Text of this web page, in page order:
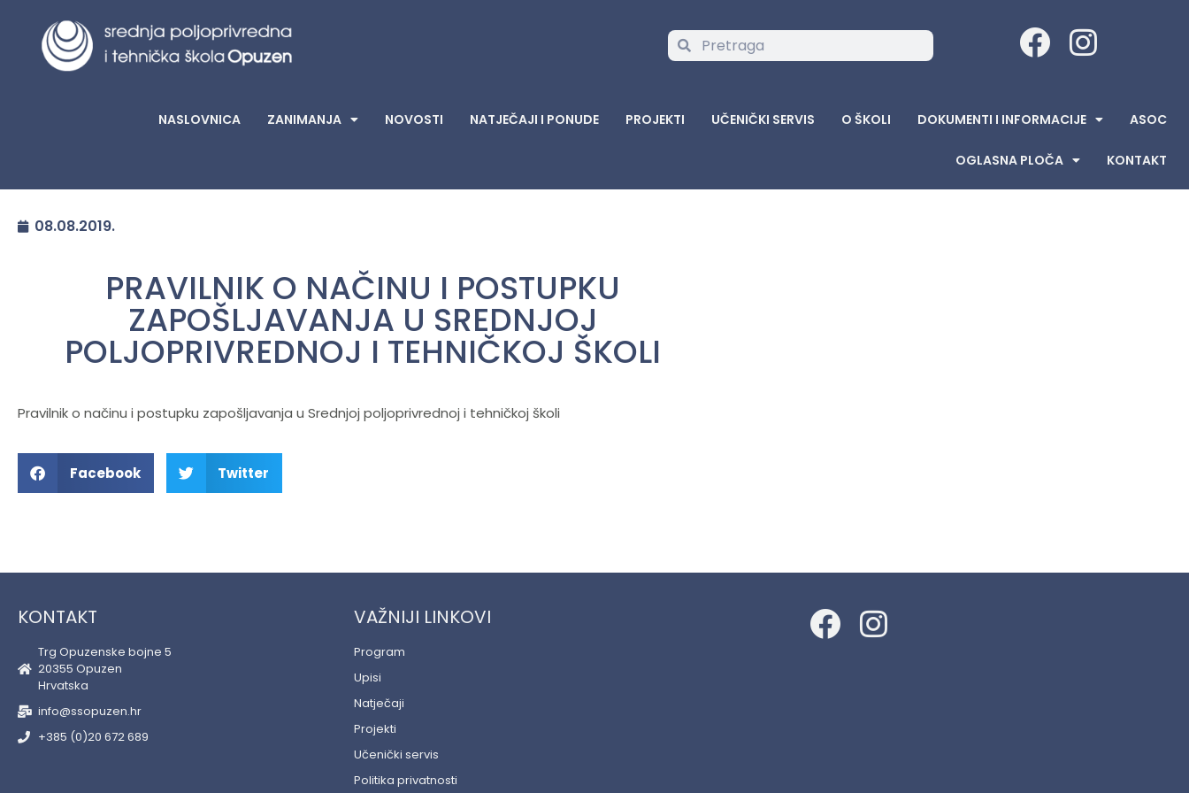
NASLOVNICA ZANIMANJA NOVOSTI NATJEČAJI I PONUDE PROJEKTI UČENIČKI SERVIS O ŠKOLI DOKUMENTI I INFORMACIJE ASOC
OGLASNA PLOČA KONTAKT
08.08.2019.
PRAVILNIK O NAČINU I POSTUPKU
ZAPOŠLJAVANJA U SREDNJOJ
POLJOPRIVREDNOJ I TEHNIČKOJ ŠKOLI
Pravilnik o načinu i postupku zapošljavanja u Srednjoj poljoprivrednoj i tehničkoj školi
Facebook Twitter
KONTAKT
Trg Opuzenske bojne 5
20355 Opuzen
Hrvatska
info@ssopuzen.hr
+385 (0)20 672 689
VAŽNIJI LINKOVI
Program
Upisi
Natječaji
Projekti
Učenički servis
Politika privatnosti